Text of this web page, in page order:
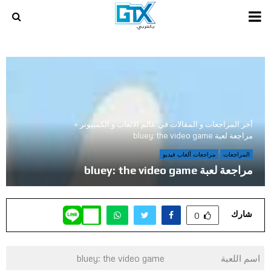
PRIMARY
أخر المراجعات و المقالات في عالم الالعاب و الكمبيوتر »
مراجعة لعبة bluey: the video game
المراجعات مراجعات ألعاب فيديو
مراجعة لعبة bluey: the video game
شارك 0
اسم اللعبة bluey: the video game